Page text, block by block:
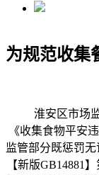
为规范收集
淮安区市场监
《收集食物平安
监管部分既惩罚
【新版GB14881